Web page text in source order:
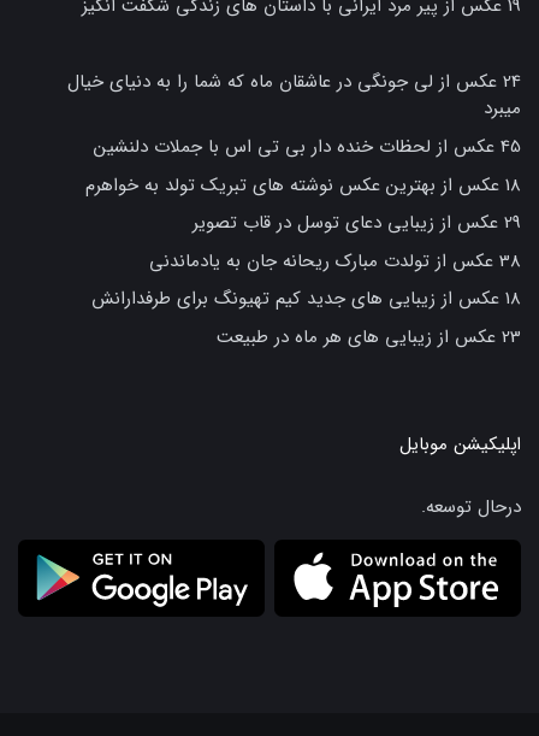
24 عکس از لی جونگی در عاشقان ماه که شما را به دنیای خیال
میبرد
45 عکس از لحظات خنده دار بی تی اس با جملات دلنشین
18 عکس از بهترین عکس نوشته های تبریک تولد به خواهرم
29 عکس از زیبایی دعای توسل در قاب تصویر
38 عکس از تولدت مبارک ریحانه جان به یادماندنی
18 عکس از زیبایی های جدید کیم تهیونگ برای طرفدارانش
23 عکس از زیبایی های هر ماه در طبیعت
اپلیکیشن موبایل
درحال توسعه.